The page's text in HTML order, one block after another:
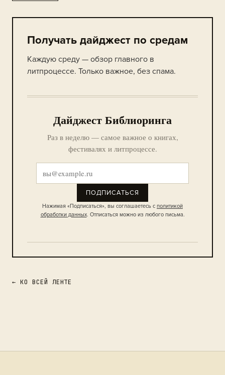
Получать дайджест по средам
Каждую среду — обзор главного в
литпроцессе. Только важное, без спама.
Дайджест Библиоринга
Раз в неделю — самое важное о книгах,
фестивалях и литпроцессе.
ПОДПИСАТЬСЯ
Нажимая «Подписаться», вы соглашаетесь с политикой
обработки данных. Отписаться можно из любого письма.
← КО ВСЕЙ ЛЕНТЕ